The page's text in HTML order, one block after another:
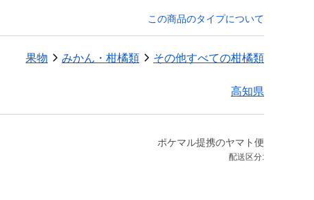
この商品のタイプについて
果物 みかん・柑橘類 その他すべての柑橘類
高知県
ポケマル提携のヤマト便
配送区分: